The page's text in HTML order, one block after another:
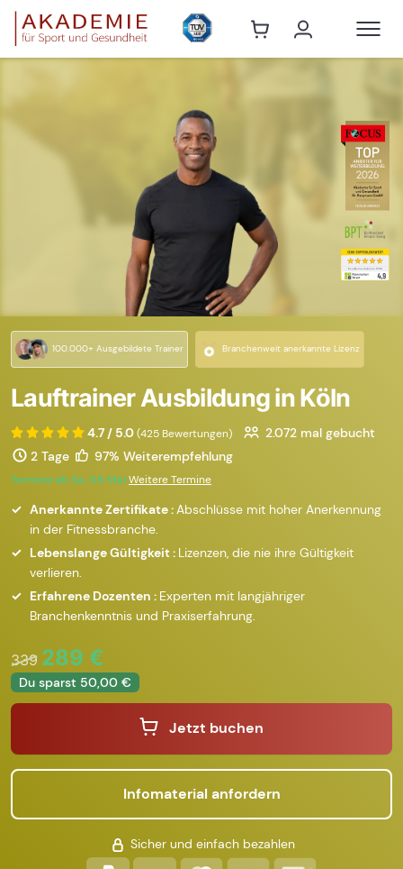
100.000+ Ausgebildete Trainer Branchenweit anerkannte Lizenz
Lauftrainer Ausbildung in Köln
4.7 / 5.0(425 Bewertungen) 2.072mal gebucht
2 Tage
97% Weiterempfehlung
Termine ab Sa. 08 MaiWeitere Termine
Anerkannte Zertifikate :Abschlüsse mit hoher Anerkennung
in der Fitnessbranche.
Lebenslange Gültigkeit : Lizenzen, die nie ihre Gültigkeit
verlieren.
Erfahrene Dozenten : Experten mit langjähriger
Branchenkenntnis und Praxiserfahrung.
339 289 €
Du sparst 50,00 €
Jetzt buchen
Infomaterial anfordern
Sicher und einfach bezahlen